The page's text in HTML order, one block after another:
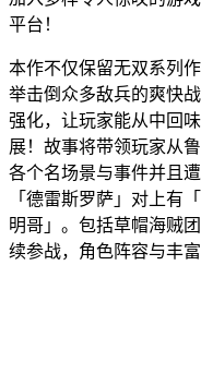
平台！
本作不仅保留无双系列
举击倒众多敌兵的爽快
强化，让玩家能从中回
展！故事将带领玩家从
各个名场景与事件并且
「德雷斯罗萨」对上有
明哥」。包括草帽海贼
续参战，角色阵容与丰